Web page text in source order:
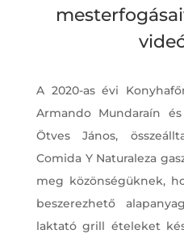
A 2020-as évi
Armando Mundaraín
Ötves János,
Comida Y Naturaleza
meg közönségüknek,
beszerezhető
laktató grill ételeket